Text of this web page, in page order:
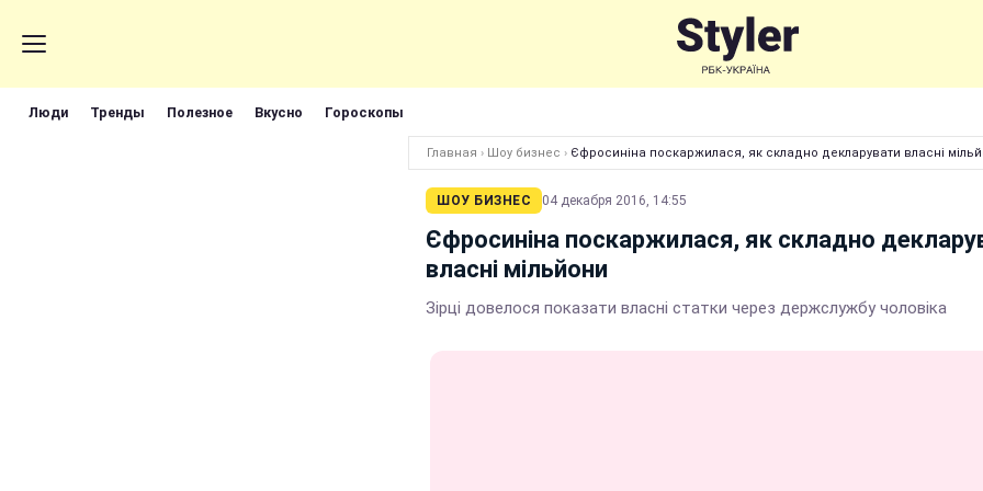
Люди Тренды Полезное Вкусно Гороскопы
Главная › Шоу бизнес › Єфросиніна поскаржилася, як складно декларувати власні
ШОУ БИЗНЕС 04 декабря 2016, 14:55
Єфросиніна поскаржилася, як складно
власні мільйони
Зірці довелося показати власні статки через держслужбу чоловіка